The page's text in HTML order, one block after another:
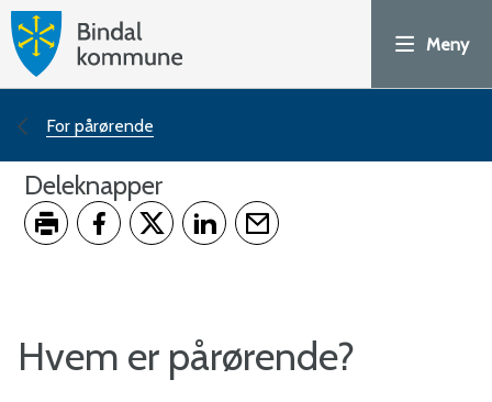
o
d
o
Meny
Du
er
her:
For pårørende
Deleknapper
Hvem er pårørende?